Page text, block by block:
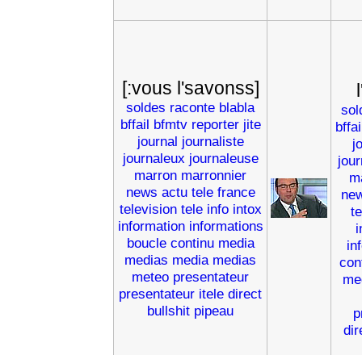
[:vous l'savonss]
soldes raconte blabla
bffail bfmtv reporter jite
journal journaliste
journaleux journaleuse
marron marronnier
news actu tele france
television tele info intox
information informations
boucle continu media
medias media medias
meteo presentateur
presentateur itele direct
bullshit pipeau